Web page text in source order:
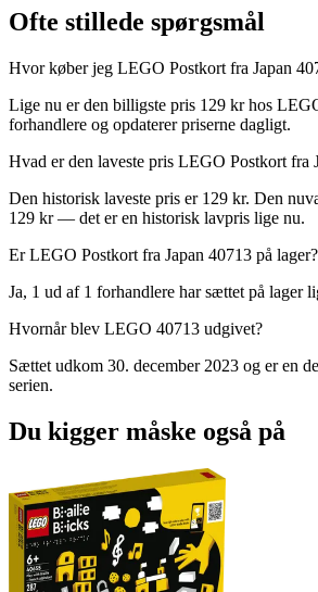
Ofte stillede spørgsmål
Hvor køber jeg LEGO Postkort fra Japan
Lige nu er den billigste pris 129 kr hos
forhandlere og opdaterer priserne dagligt.
Hvad er den laveste pris LEGO Postkort fra
Den historisk laveste pris er 129 kr. Den
129 kr — det er en historisk lavpris lige nu.
Er LEGO Postkort fra Japan 40713 på lager?
Ja, 1 ud af 1 forhandlere har sættet på lager
Hvornår blev LEGO 40713 udgivet?
Sættet udkom 30. december 2023 og er en
serien.
Du kigger måske også på